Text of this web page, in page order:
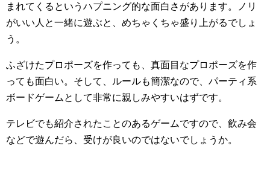
まれてくるというハプニング的な面白さがあります。ノリ
がいい人と一緒に遊ぶと、めちゃくちゃ盛り上がるでしょ
う。
ふざけたプロポーズを作っても、真面目なプロポーズを作
っても面白い。そして、ルールも簡潔なので、パーティ系
ボードゲームとして非常に親しみやすいはずです。
テレビでも紹介されたことのあるゲームですので、飲み会
などで遊んだら、受けが良いのではないでしょうか。